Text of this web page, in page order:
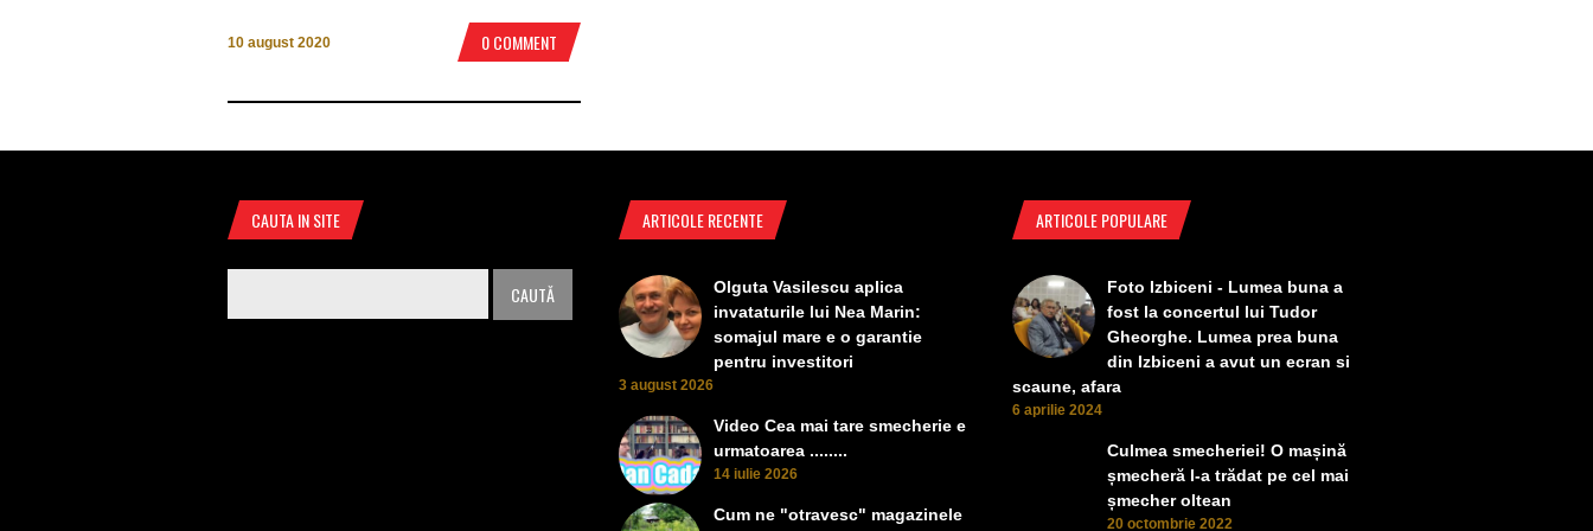
10 august 2020 0 COMMENT
CAUTA IN SITE ARTICOLE RECENTE
Olguta Vasilescu aplica
invataturile lui Nea Marin:
somajul mare e o garantie
pentru investitori
3 august 2026
Video Cea mai tare smecherie e
urmatoarea ........
14 iulie 2026
Cum ne "otravesc" magazinele
ARTICOLE POPULARE
Foto Izbiceni - Lumea buna a
fost la concertul lui Tudor
Gheorghe. Lumea prea buna
din Izbiceni a avut un ecran si
scaune, afara
6 aprilie 2024
Culmea smecheriei! O mașină
șmecheră l-a trădat pe cel mai
șmecher oltean
20 octombrie 2022